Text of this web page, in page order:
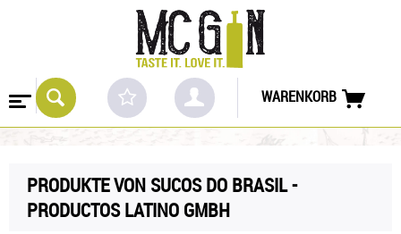
WARENKORB
PRODUKTE VON SUCOS DO BRASIL -
PRODUCTOS LATINO GMBH